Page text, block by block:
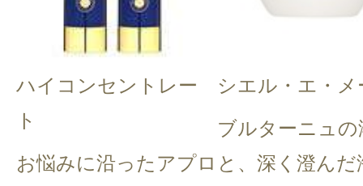
ハイコンセントレー
ト
お悩みに沿ったアプロ
シエル・エ・メ
ブルターニュの
と、深く澄んだ